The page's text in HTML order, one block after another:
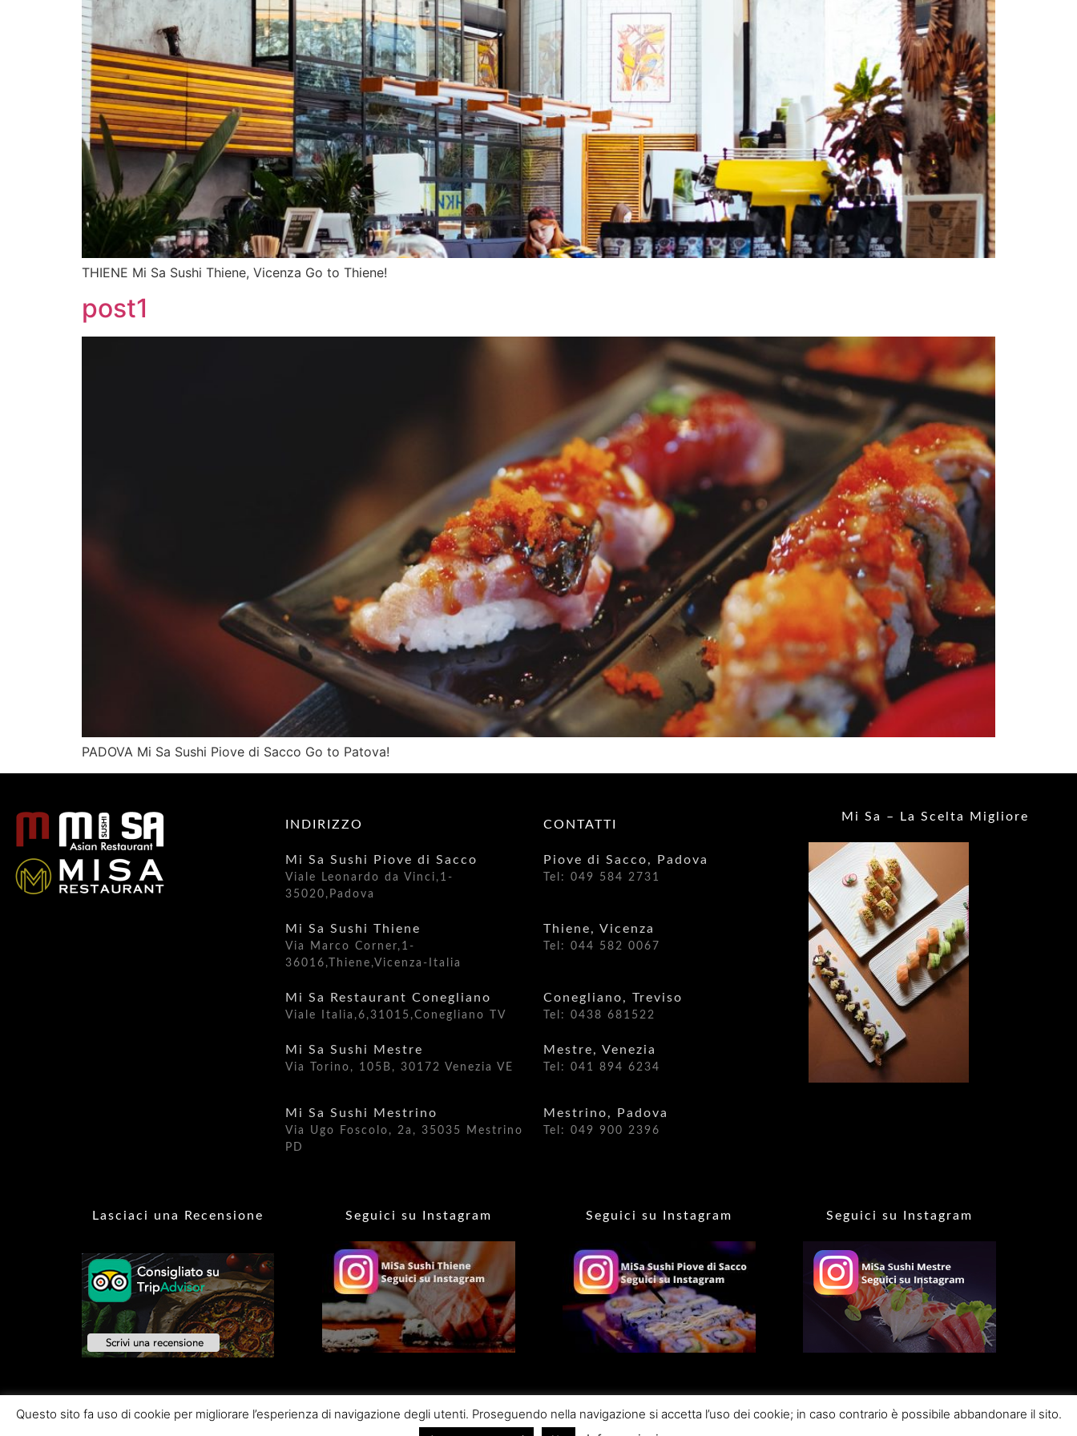
THIENE Mi Sa Sushi Thiene, Vicenza Go to Thiene!
post1
PADOVA Mi Sa Sushi Piove di Sacco Go to Patova!
INDIRIZZO CONTATTI
Mi Sa Sushi Piove di Sacco
Viale Leonardo da Vinci,1-
35020,Padova
Piove di Sacco, Padova
Tel: 049 584 2731
Mi Sa Sushi Thiene
Via Marco Corner,1-
36016,Thiene,Vicenza-Italia
Thiene, Vicenza
Tel: 044 582 0067
Mi Sa Restaurant Conegliano
Viale Italia,6,31015,Conegliano TV
Conegliano, Treviso
Tel: 0438 681522
Mi Sa Sushi Mestre
Via Torino, 105B, 30172 Venezia VE
Mestre, Venezia
Tel: 041 894 6234
Mi Sa Sushi Mestrino
Via Ugo Foscolo, 2a, 35035 Mestrino
PD​
Mestrino, Padova
Tel: 049 900 2396
Mi Sa – La Scelta Migliore
Lasciaci una Recensione Seguici su Instagram Seguici su Instagram Seguici su Instagram
Questo sito fa uso di cookie per migliorare l’esperienza di navigazione degli utenti. Proseguendo nella navigazione si accetta l’uso dei cookie; in caso contrario è possibile abbandonare il sito.